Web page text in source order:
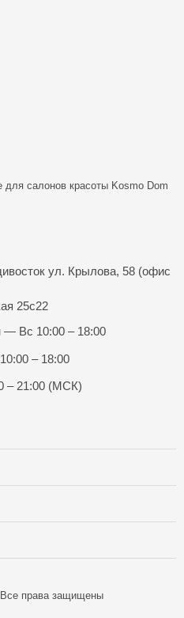
для салонов красоты Kosmo Dom
ул. Крылова, 58 (офис
25с22
— Вс 10:00 – 18:00
– 18:00
– 21:00 (МСК)
права защищены